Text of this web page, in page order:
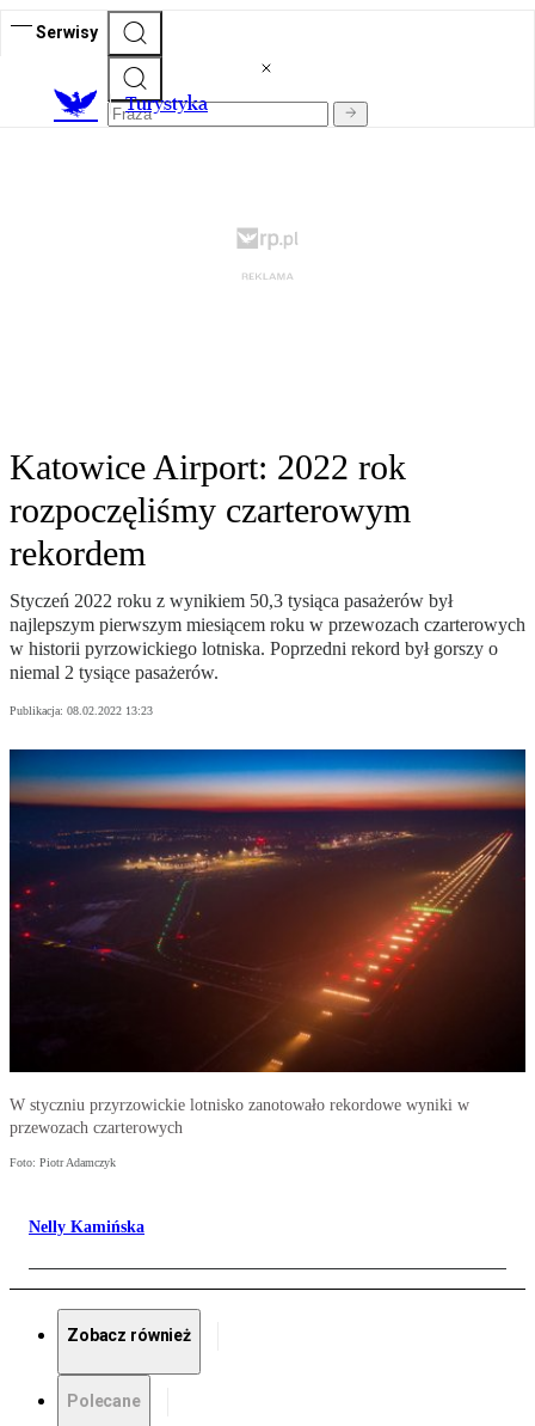
Serwisy
Turystyka
Katowice Airport: 2022 rok
rozpoczęliśmy czarterowym
rekordem
Styczeń 2022 roku z wynikiem 50,3 tysiąca pasażerów był
najlepszym pierwszym miesiącem roku w przewozach czarterowych
w historii pyrzowickiego lotniska. Poprzedni rekord był gorszy o
niemal 2 tysiące pasażerów.
Publikacja: 08.02.2022 13:23
W styczniu przyrzowickie lotnisko zanotowało rekordowe wyniki w
przewozach czarterowych
Foto: Piotr Adamczyk
Nelly Kamińska
Zobacz również
Polecane